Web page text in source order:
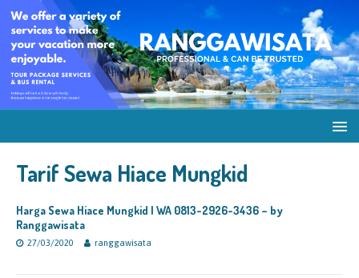
Tarif Sewa Hiace Mungkid
Harga Sewa Hiace Mungkid | WA 0813-2926-3436 – by
Ranggawisata
27/03/2020 ranggawisata